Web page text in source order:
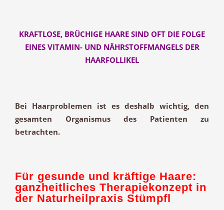
KRAFTLOSE, BRÜCHIGE HAARE SIND OFT DIE FOLGE
EINES VITAMIN- UND NÄHRSTOFFMANGELS DER
HAARFOLLIKEL
Bei Haarproblemen ist es deshalb wichtig, den
gesamten Organismus des Patienten zu
betrachten.
Für gesunde und kräftige Haare:
ganzheitliches Therapiekonzept in
der Naturheilpraxis Stümpfl